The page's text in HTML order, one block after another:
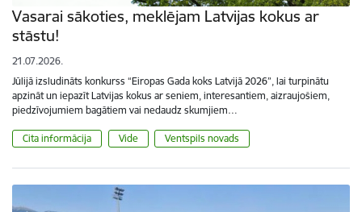
Vasarai sākoties, meklējam Latvijas kokus ar
stāstu!
21.07.2026.
Jūlijā izsludināts konkurss “Eiropas Gada koks Latvijā 2026”, lai turpinātu
apzināt un iepazīt Latvijas kokus ar seniem, interesantiem, aizraujošiem,
piedzīvojumiem bagātiem vai nedaudz skumjiem…
Cita informācija Vide Ventspils novads